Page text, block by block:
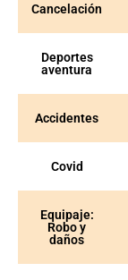
Cancelación
Deportes
aventura
Accidentes
Covid
Equipaje:
Robo y
daños